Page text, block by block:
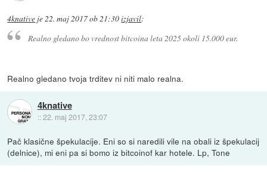
4knative je 22. maj 2017 ob 21:30izjavil:
Realno gledano bo vrednost bitcoina leta 2025 okoli 15.000 eur.
Realno gledano tvoja trditev ni niti malo realna.
4knative
::22. maj 2017, 23:07
Pač klasične špekulacije. Eni so si naredili vile na obali iz špekulacij
(delnice), mi eni pa si bomo iz bitcoinof kar hotele. Lp, Tone